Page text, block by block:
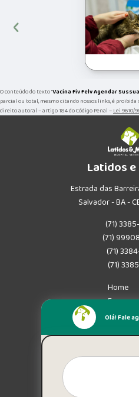
‹
O conteúdo do texto "Vacina Fiv Felv Agendar
parcial ou total, mesmo citando nossos links, é
direito autoral – artigo 184 do Código Penal –Lei 9610/
Latidos
Estrada das
Salvador - BA -
(71)
(71)
(71)
(71)
Home
Empresa
Missão
Mapa
Olá! Fale